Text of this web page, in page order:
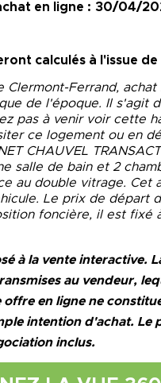
en ligne : 30/04/
calculés à l'issue
Clermont-Ferrand,
de l'époque. Il s'agit
pas à venir voir cette
ce logement ou en
CHAUVEL
salle de bain et 2
au double vitrage.
Le prix de départ
foncière, il est fixé
à la vente interactive.
au vendeur,
en ligne ne
intention d'achat.
inclus.
DE 8 PIECES